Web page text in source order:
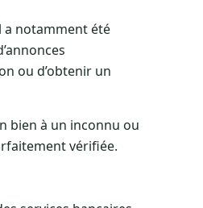
a notamment été
ou d’obtenir un
bien à un inconnu ou
vérifiée.